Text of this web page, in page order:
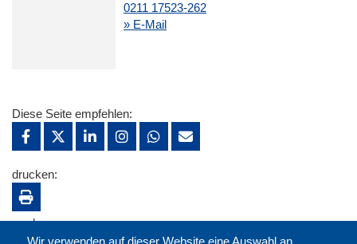
0211 17523-262
» E-Mail
Wir verwenden auf dieser Website eine Auswahl an
Diese Seite empfehlen:
drucken:
merken: